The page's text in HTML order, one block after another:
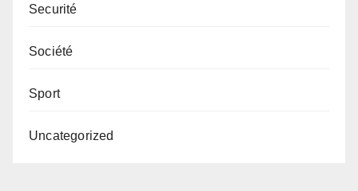
Securité
Société
Sport
Uncategorized